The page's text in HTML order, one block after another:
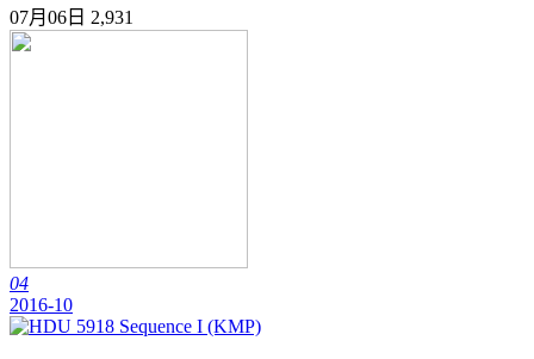
07月06日 2,931
04
2016-10